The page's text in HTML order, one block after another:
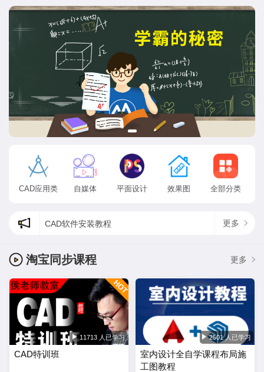
CAD应用类 自媒体 平面设计 效果图 全部分类
CAD软件安装教程 更多
淘宝同步课程 更多
11713 人已学习
CAD特训班
2501 人已学习
室内设计全自学课程布局施
工图教程